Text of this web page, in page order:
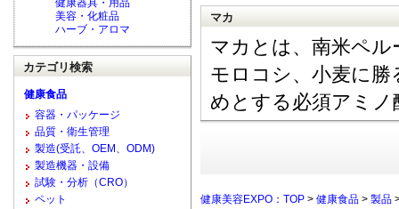
マカ
マカとは、南米ペ
モロコシ、小麦に
めとする必須アミノ
健康美容EXPO：TOP > 健康食品 > 製品
健康器具・用品
美容・化粧品
ハーブ・アロマ
カテゴリ検索
健康食品
容器・パッケージ
品質・衛生管理
製造(受託、OEM、ODM)
製造機器・設備
試験・分析（CRO）
ペット